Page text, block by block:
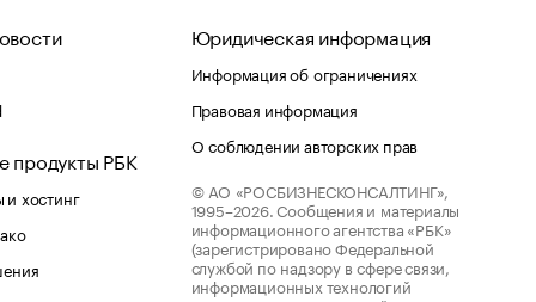
продукты РБК
хостинг
Юридическая информация
Информация об ограничениях
Правовая информация
О соблюдении авторских прав
© АО «РОСБИЗНЕСКОНСАЛТИНГ»,
1995–2026. Сообщения и материалы
информационного агентства «РБК»
(зарегистрировано Федеральной
службой по надзору в сфере связи,
информационных технологий